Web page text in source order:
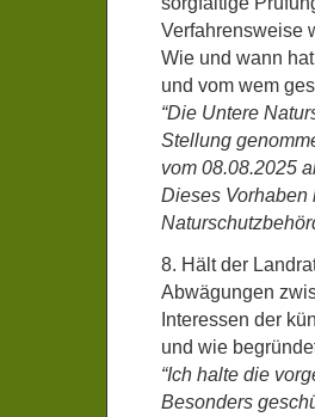
Verfahrensweise
Wie und wann
und vom wem
“Die Untere
Stellung
vom 08.08.2025
Dieses Vorhaben
8. Hält der
Abwägungen
Interessen der
und wie
“Ich halte die
Besonders